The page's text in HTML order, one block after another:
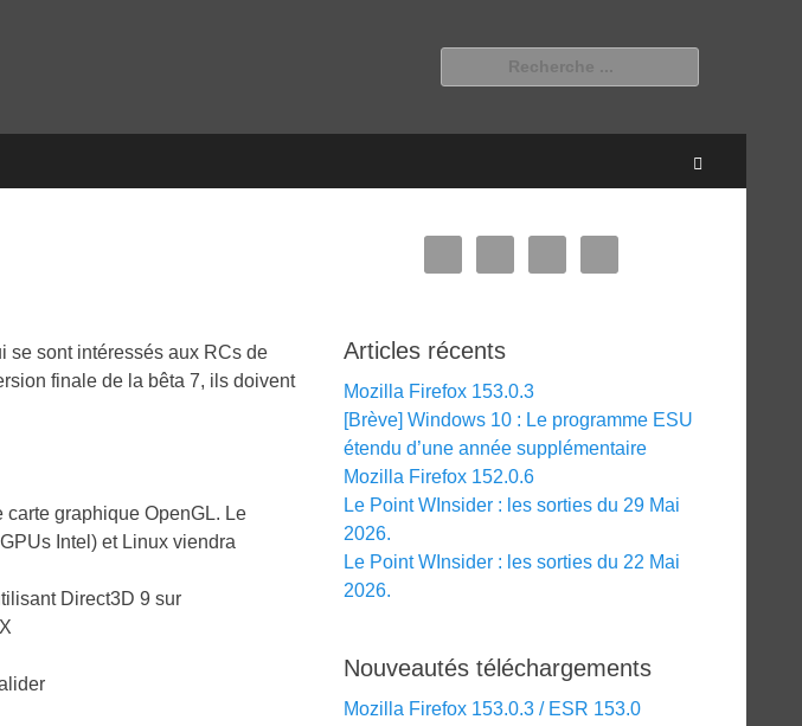
se sont intéressés aux RCs de
finale de la bêta 7, ils doivent
carte graphique OpenGL. Le
Intel) et Linux viendra
Direct3D 9 sur
Articles récents
Mozilla Firefox 153.0.3
[Brève] Windows 10 : Le programme ESU
étendu d’une année supplémentaire
Mozilla Firefox 152.0.6
Le Point WInsider : les sorties du 29 Mai
2026.
Le Point WInsider : les sorties du 22 Mai
2026.
Nouveautés téléchargements
Mozilla Firefox 153.0.3 / ESR 153.0